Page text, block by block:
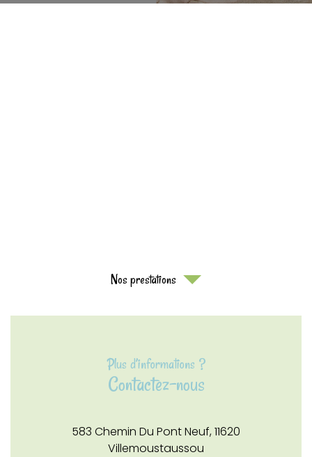
Nos prestations
Plus d’informations ?
Contactez-nous
583 Chemin Du Pont Neuf,11620
Villemoustaussou